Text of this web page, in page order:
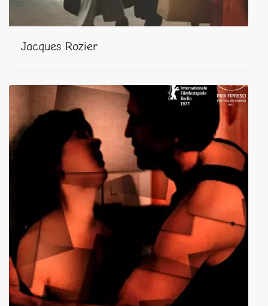
Jacques Rozier